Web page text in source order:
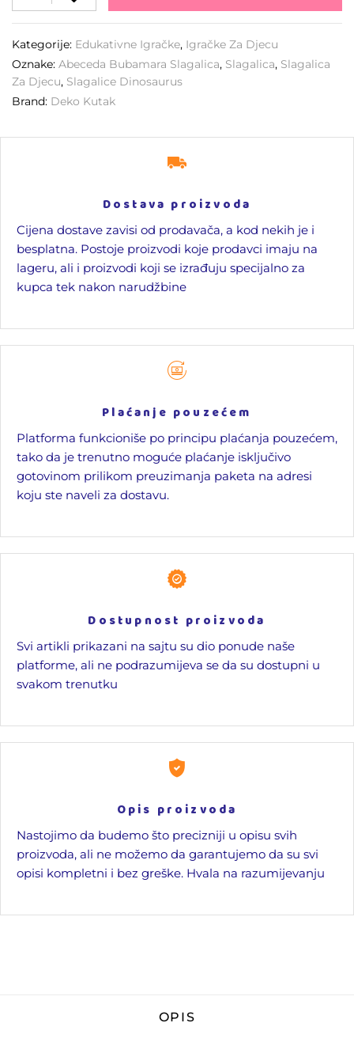
Kategorije: Edukativne Igračke, Igračke Za Djecu
Oznake: Abeceda Bubamara Slagalica, Slagalica, Slagalica
Za Djecu, Slagalice Dinosaurus
Brand: Deko Kutak
Dostava proizvoda
Cijena dostave zavisi od prodavača, a kod nekih je i
besplatna. Postoje proizvodi koje prodavci imaju na
lageru, ali i proizvodi koji se izrađuju specijalno za
kupca tek nakon narudžbine
Plaćanje pouzećem
Platforma funkcioniše po principu plaćanja pouzećem,
tako da je trenutno moguće plaćanje isključivo
gotovinom prilikom preuzimanja paketa na adresi
koju ste naveli za dostavu.
Dostupnost proizvoda
Svi artikli prikazani na sajtu su dio ponude naše
platforme, ali ne podrazumijeva se da su dostupni u
svakom trenutku
Opis proizvoda
Nastojimo da budemo što precizniji u opisu svih
proizvoda, ali ne možemo da garantujemo da su svi
opisi kompletni i bez greške. Hvala na razumijevanju
OPIS